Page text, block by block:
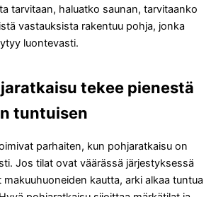
tarvitaan, haluatko saunan, tarvitaanko
vastauksista rakentuu pohja, jonka
luontevasti.
tekee pienestä
tuntuisen
parhaiten, kun pohjaratkaisu on
Jos tilat ovat väärässä järjestyksessä
kautta, arki alkaa tuntua